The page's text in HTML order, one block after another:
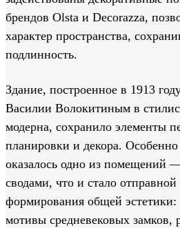
брендов Olsta и Decorazza,
характер пространства,
подлинность.
Здание, построенное в 1913
Василии Волокитиным в
модерна, сохранило элементы
планировки и декора.
оказалось одно из помещений
сводами, что и стало отправной
формирования общей эстетики:
мотивы средневековых замков,